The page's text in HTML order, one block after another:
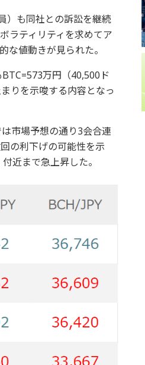
）も同社との訴訟を継続
ラティリティを求めてア
な値動きが見られた。
万円（40,500ド
りを示唆する内容となっ
市場予想の通り3会合連
の利下げの可能性を示
近まで急上昇した。